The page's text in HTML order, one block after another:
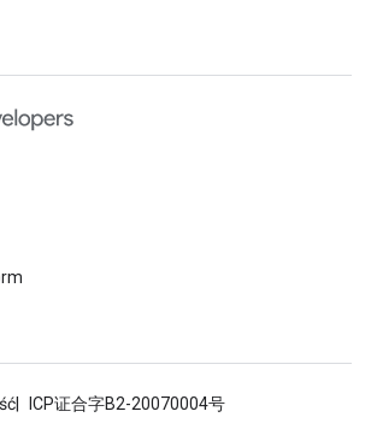
ICP证合字B2-20070004号